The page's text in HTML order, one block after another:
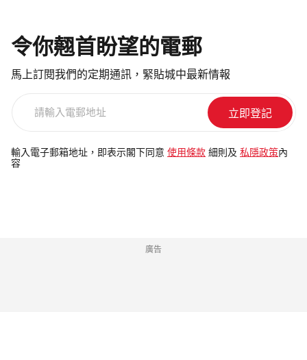
令你翹首盼望的電郵
馬上訂閱我們的定期通訊，緊貼城中最新情報
電
郵
輸入電子郵箱地址，即表示閣下同意 使用條款 細則及 私隱政策內
容
廣告